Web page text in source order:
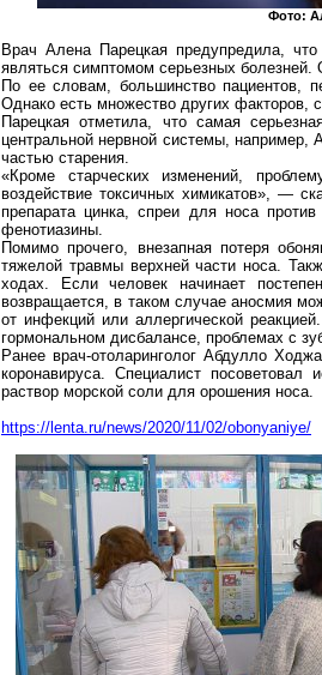
Фото:
Врач Алена Парецкая предупредила,
являться симптомом серьезных
По ее словам, большинство пациентов,
Однако есть множество других факторов,
Парецкая отметила, что самая
центральной нервной системы,
частью старения.
«Кроме старческих изменений,
воздействие токсичных химикатов», —
препарата цинка,спреи для носа
фенотиазины.
Помимо прочего, внезапная потеря
тяжелой травмы верхней части носа.
ходах. Если человек начинает
возвращается, в таком случае аносмия
от инфекций или аллергической
гормональном дисбалансе, проблемах с
Ранее врач-отоларингологАбдулло
коронавируса. Специалист посоветовал
раствор морской соли для орошения носа.
https://lenta.ru/news/2020/11/02/obonyaniye/